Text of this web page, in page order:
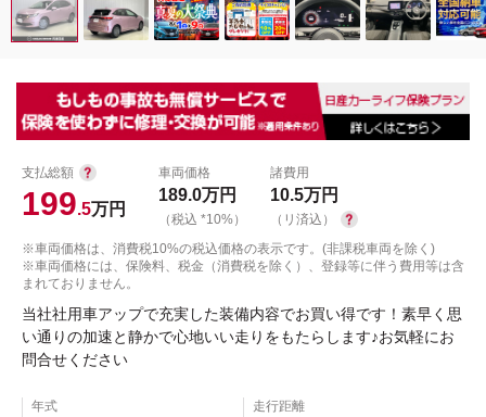
支払総額
199.5万円
車両価格
189.0万円
（税込 *10%）
諸費用
10.5万円
（リ済込）
※車両価格は、消費税10%の税込価格の表示です。(非課税車両を除く)
※車両価格には、保険料、税金（消費税を除く）、登録等に伴う費用等は含
まれておりません。
当社社用車アップで充実した装備内容でお買い得です！素早く思
い通りの加速と静かで心地いい走りをもたらします♪お気軽にお
問合せください
年式 走行距離